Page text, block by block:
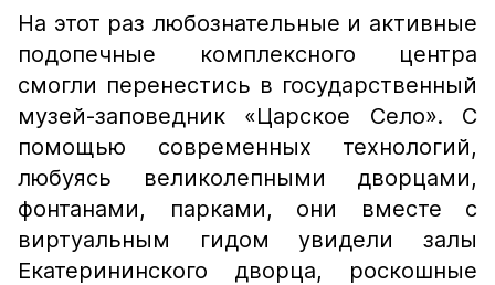
На этот раз любознательные и активные
подопечные комплексного центра
смогли перенестись в государственный
музей-заповедник «Царское Село». С
помощью современных технологий,
любуясь великолепными дворцами,
фонтанами, парками, они вместе с
виртуальным гидом увидели залы
Екатерининского дворца, роскошные